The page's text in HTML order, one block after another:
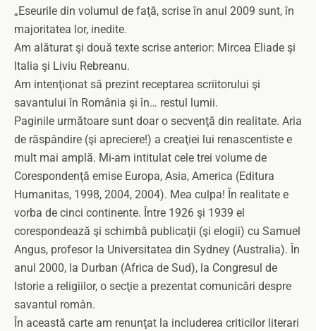
„Eseurile din volumul de faţă, scrise în anul 2009 sunt, în
majoritatea lor, inedite.
Am alăturat şi două texte scrise anterior: Mircea Eliade şi
Italia şi Liviu Rebreanu.
Am intenţionat să prezint receptarea scriitorului şi
savantului în România şi în… restul lumii.
Paginile următoare sunt doar o secvenţă din realitate. Aria
de răspândire (şi apreciere!) a creaţiei lui renascentiste e
mult mai amplă. Mi-am intitulat cele trei volume de
Corespondenţă emise Europa, Asia, America (Editura
Humanitas, 1998, 2004, 2004). Mea culpa! În realitate e
vorba de cinci continente. Între 1926 şi 1939 el
corespondează şi schimbă publicaţii (şi elogii) cu Samuel
Angus, profesor la Universitatea din Sydney (Australia). În
anul 2000, la Durban (Africa de Sud), la Congresul de
Istorie a religiilor, o secţie a prezentat comunicări despre
savantul român.
În această carte am renunţat la includerea criticilor literari